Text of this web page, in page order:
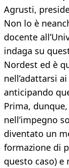
Agrusti,
Non lo è
docente
indaga su
Nordest ed è
nell’adattarsi
anticipando
Prima,
nell’impegno
diventato un
formazione di
questo caso) e